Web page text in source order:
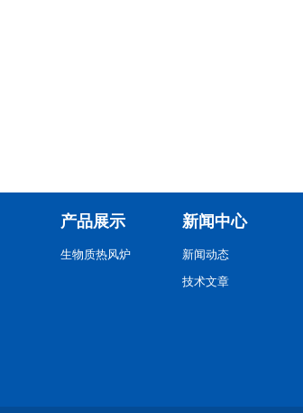
产品展示
生物质热风炉
新闻中心
新闻动态
技术文章